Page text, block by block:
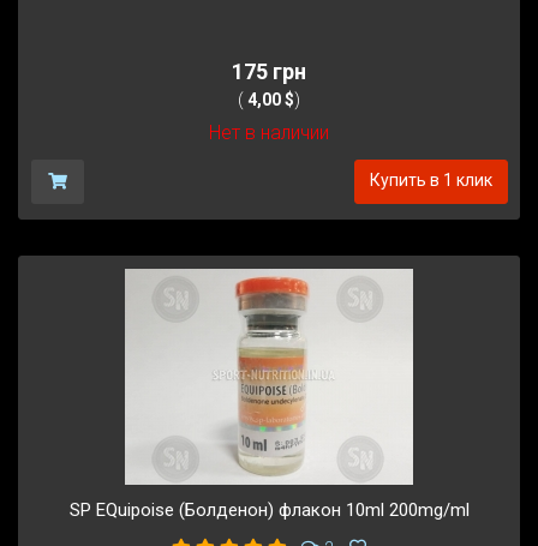
175 грн
( 4,00 $)
Нет в наличии
Купить в 1 клик
SP EQuipoise (Болденон) флакон 10ml 200mg/ml